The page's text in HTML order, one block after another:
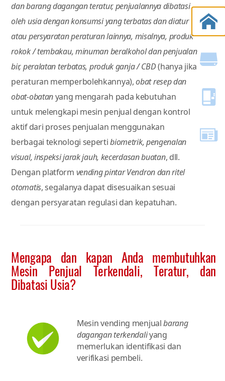
dan barang dagangan teratur, penjualannya dibatasi
oleh usia dengan konsumsi yang terbatas dan diatur
atau persyaratan peraturan lainnya, misalnya, produk
rokok / tembakau, minuman beralkohol dan penjualan
bir, peralatan terbatas, produk ganja / CBD(hanya jika
peraturan memperbolehkannya),obat resep dan
obat-obatanyang mengarah pada kebutuhan
untuk melengkapi mesin penjual dengan kontrol
aktif dari proses penjualan menggunakan
berbagai teknologi sepertibiometrik, pengenalan
visual, inspeksi jarak jauh, kecerdasan buatan, dll.
Dengan platform vending pintar Vendron dan ritel
otomatis, segalanya dapat disesuaikan sesuai
dengan persyaratan regulasi dan kepatuhan.
Mengapa dan kapan Anda membutuhkan
Mesin Penjual Terkendali, Teratur, dan
Dibatasi Usia?
Mesin vending menjualbarang
dagangan terkendaliyang
memerlukan identifikasi dan
verifikasi pembeli.